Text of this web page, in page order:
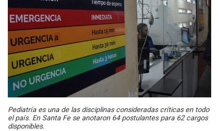
Pediatría es una de las disciplinas consideradas críticas en todo
el país. En Santa Fe se anotaron 64 postulantes para 62 cargos
disponibles.